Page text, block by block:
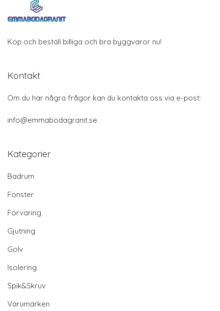
Köp och beställ billiga och bra byggvaror nu!
Kontakt
Om du har några frågor kan du kontakta oss via e-post:
info@emmabodagranit.se
Kategorier
Badrum
Fönster
Förvaring
Gjutning
Golv
Isolering
Spik&Skruv
Varumärken